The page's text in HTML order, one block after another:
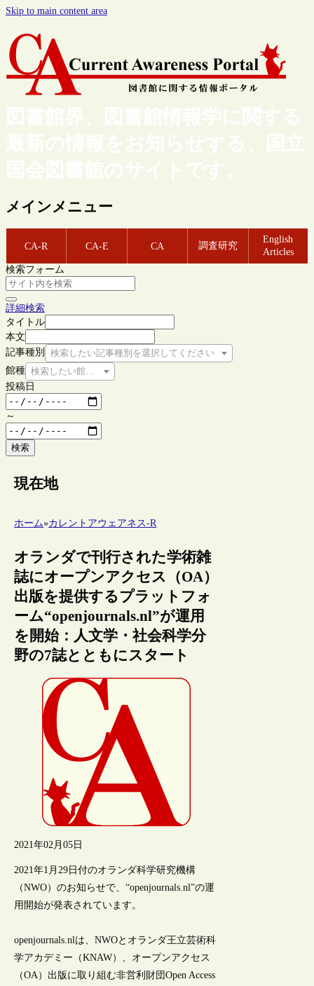
Skip to main content area
図書館界、図書館情報学に関する
最新の情報をお知らせする、国立
国会図書館のサイトです。
メインメニュー
CA-R CA-E CA 調査研究
English
Articles
検索フォーム
詳細検索
タイトル
本文
記事種別
検索したい記事種別を選択してください
館種 検索したい館種を選択してください
投稿日
～
検索
現在地
ホーム»カレントアウェアネス-R
オランダで刊行された学術雑
誌にオープンアクセス（OA）
出版を提供するプラットフォ
ーム“openjournals.nl”が運用
を開始：人文学・社会科学分
野の7誌とともにスタート
2021年02月05日
2021年1月29日付のオランダ科学研究機構
（NWO）のお知らせで、“openjournals.nl”の運
用開始が発表されています。
openjournals.nlは、NWOとオランダ王立芸術科
学アカデミー（KNAW）、オープンアクセス
（OA）出版に取り組む非営利財団Open Access